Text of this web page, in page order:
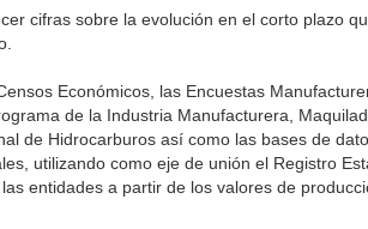
cifras sobre la evolución en el corto plazo
Económicos, las Encuestas
de la Industria Manufacturera,
de Hidrocarburos así como las bases de
utilizando como eje de unión el Registro
entidades a partir de los valores de